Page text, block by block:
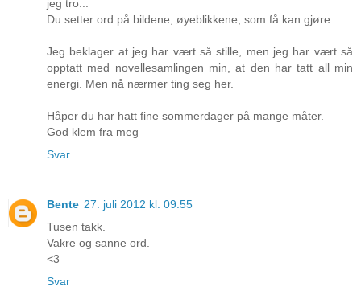
jeg tro...
Du setter ord på bildene, øyeblikkene, som få kan gjøre.
Jeg beklager at jeg har vært så stille, men jeg har vært så
opptatt med novellesamlingen min, at den har tatt all min
energi. Men nå nærmer ting seg her.
Håper du har hatt fine sommerdager på mange måter.
God klem fra meg
Svar
Bente 27. juli 2012 kl. 09:55
Tusen takk.
Vakre og sanne ord.
<3
Svar